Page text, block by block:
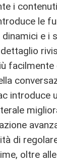
i
le
e i
introduce
di
oltre